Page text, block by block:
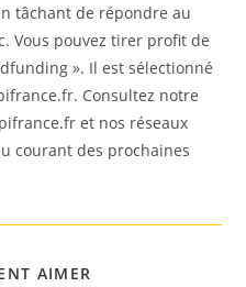
tâchant de répondre au
Vous pouvez tirer profit de
». Il est sélectionné
Consultez notre
et nos réseaux
courant des prochaines
AIMER